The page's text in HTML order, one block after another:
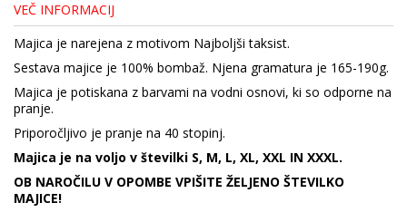
VEČ INFORMACIJ
Majica je narejena z motivom Najboljši taksist.
Sestava majice je 100% bombaž. Njena gramatura je 165-190g.
Majica je potiskana z barvami na vodni osnovi, ki so odporne na
pranje.
Priporočljivo je pranje na 40 stopinj.
Majica je na voljo v številki S, M, L, XL, XXL IN XXXL.
OB NAROČILU V OPOMBE VPIŠITE ŽELJENO ŠTEVILKO
MAJICE!